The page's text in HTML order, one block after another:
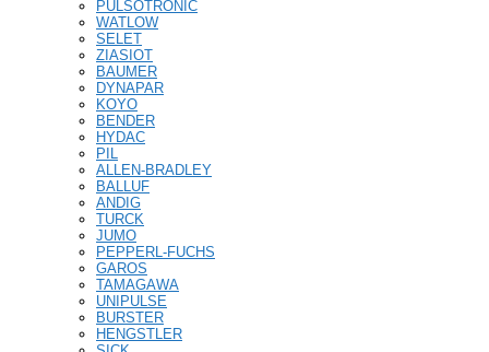
PULSOTRONIC
WATLOW
SELET
ZIASIOT
BAUMER
DYNAPAR
KOYO
BENDER
HYDAC
PIL
ALLEN-BRADLEY
BALLUF
ANDIG
TURCK
JUMO
PEPPERL-FUCHS
GAROS
TAMAGAWA
UNIPULSE
BURSTER
HENGSTLER